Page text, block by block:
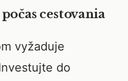
cestovania
vyžaduje
do